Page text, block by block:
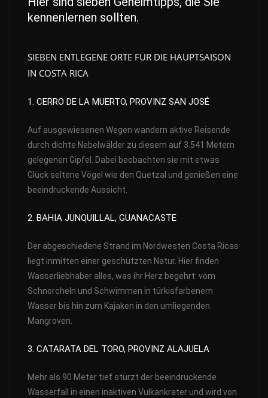
kennenlernen sollten.
SIEBEN ENTLEGENE ORTE FÜR DIE HAUPTSAISON
IN COSTA RICA
1. CERRO DE LA MUERTO, PROVINZ SAN JOSÉ
Auf ausgewiesenen Wegen wandern aktive Reisende
durch dichte Nebelwälder zu diesem auf 3.541 Metern
gelegenen Gipfel. Dabei beobachten sie mit etwas
Glück seltene Vögel wie den Quetzal und genießen eine
beeindruckende Aussicht.
2. BAHIA JUNQUILLAL, GUANACASTE
Der abgeschiedene Strand im Nordwesten Costa Ricas
liegt inmitten einer geschützten Natur. Hier finden
Wasserliebhaber alles, was ihr Herz begehrt: vom
Schnorcheln und Schwimmen in türkisfarbenem
Wasser bis hin zum Kajaken in den umliegenden
Mangroven.
3. CATARATA DEL TORO, PROVINZ ALAJUELA
Mehr als 90 Meter tief stürzt der beeindruckende
Wasserfall in einen inaktiven Vulkankrater und wird von